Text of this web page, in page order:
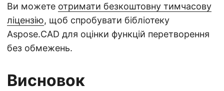
Ви можете отримати безкоштовну тимчасову
ліцензію, щоб спробувати бібліотеку
Aspose.CAD для оцінки функцій перетворення
без обмежень.
Висновок